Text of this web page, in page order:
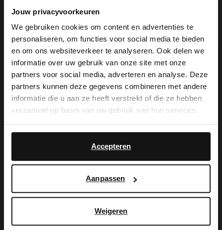
Jouw privacyvoorkeuren
We gebruiken cookies om content en advertenties te
personaliseren, om functies voor social media te bieden
en om ons websiteverkeer te analyseren. Ook delen we
informatie over uw gebruik van onze site met onze
partners voor social media, adverteren en analyse. Deze
partners kunnen deze gegevens combineren met andere
informatie die u aan ze heeft verstrekt of die ze hebben
verzameld op basis van uw gebruik van hun services.
Accepteren
Aanpassen
Weigeren
AANMELDEN MY MANFIELD
Meer over My Manfield
Service
Verzending & levering
Ruilen & Retourneren
×
View this website in English?
It looks like your language isn't Dutch. Would
you like to switch to English?
English